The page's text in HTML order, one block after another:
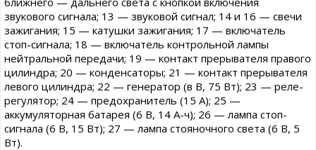
звукового сигнала; 13 — звуковой сигнал; 14 и 16 — свечи
зажигания; 15 — катушки зажигания; 17 — включатель
стоп-сигнала; 18 — включатель контрольной лампы
нейтральной передачи; 19 — контакт прерывателя правого
цилиндра; 20 — конденсаторы; 21 — контакт прерывателя
левого цилиндра; 22 — генератор (в В, 75 Вт); 23 — реле-
регулятор; 24 — предохранитель (15 А); 25 —
аккумуляторная батарея (6 В, 14 А-ч); 26 — лампа стоп-
сигнала (6 В, 15 Вт); 27 — лампа стояночного света (6 В, 5
Вт).